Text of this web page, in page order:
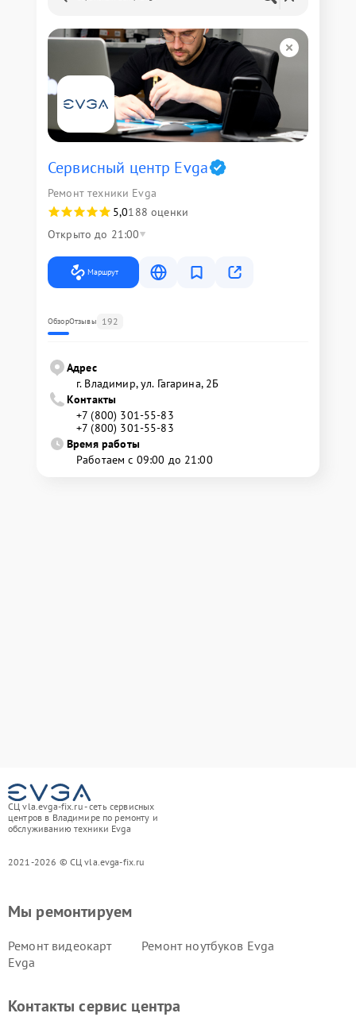
Сервисный центр Evga
Ремонт техники Evga
5,0188 оценки
Открыто до 21:00
Маршрут
ОбзорОтзывы 192
Адрес
г. Владимир, ул. Гагарина, 2Б
Контакты
+7 (800) 301-55-83
+7 (800) 301-55-83
Время работы
Работаем с 09:00 до 21:00
СЦ vla.evga-fix.ru - сеть сервисных
центров в Владимире по ремонту и
обслуживанию техники Evga
2021-2026 © СЦ vla.evga-fix.ru
Мы ремонтируем
Ремонт видеокарт
Evga
Ремонт ноутбуков Evga
Контакты сервис центра